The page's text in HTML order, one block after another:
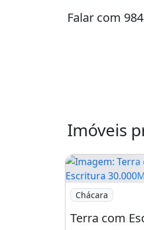
Falar com
Imóveis
Imagem: Terra
Chácara